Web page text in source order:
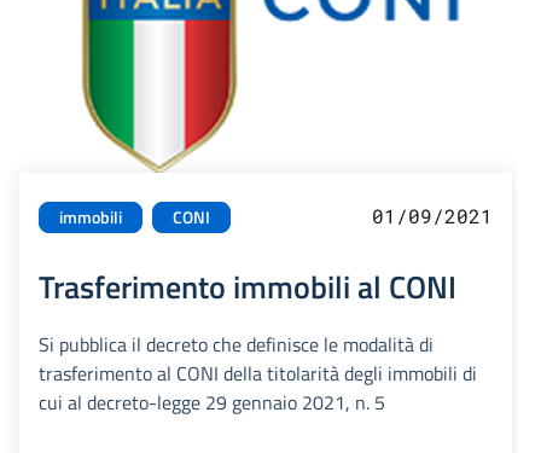
immobili CONI 01/09/2021
Trasferimento immobili al CONI
Si pubblica il decreto che definisce le modalità di
trasferimento al CONI della titolarità degli immobili di
cui al decreto-legge 29 gennaio 2021, n. 5